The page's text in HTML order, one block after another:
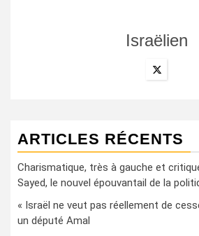
Israëlien
ARTICLES RÉCENTS
Charismatique, très à gauche et
Sayed, le nouvel épouvantail de la
« Israël ne veut pas réellement de
un député Amal